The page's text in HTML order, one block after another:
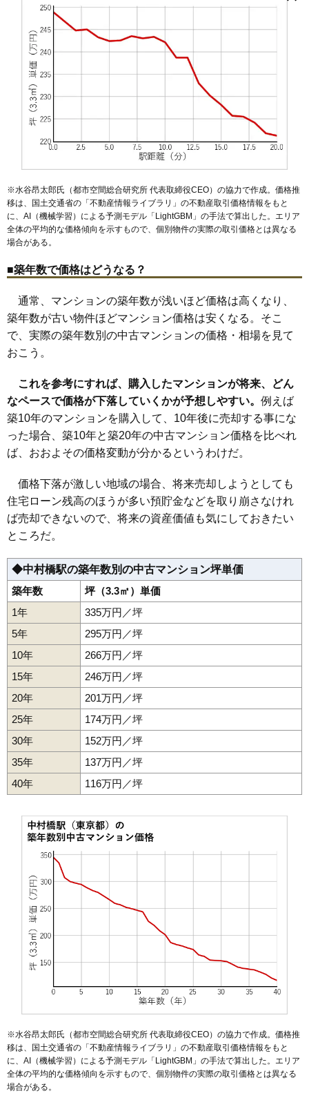
無料一括査定をする
藤和シティスクエア練馬
住所
交通
相場
(76.1万円/㎡~83.9万円/㎡)
マンションナビで
無料一括査定をする
プラウドタワー練馬
住所
交通 練馬駅（7分）
相場
(117.4万円/㎡~122.1万円/㎡)
マンションナビで
無料一括査定をする
住所 東京都練馬区関町北5丁目
交通 武蔵関駅（12分）
相場 5,040万円～5,440万円
(64.6万円/㎡~69.7万円/㎡)
マンションナビで
無料一括査定をする
光が丘パークタウン公園南
交通 光が丘駅（6分）
相場 5,680万円～6,080万円
(65.3万円/㎡~69.9万円/㎡)
マンションナビで
無料一括査定をする
光が丘パークタウン四季の香2番街
住所 東京都練馬区光が丘5丁目
交通 光が丘駅（3分）
相場 5,620万円～6,020万円
(73万円/㎡~78.2万円/㎡)
無料一括査定をする
光が丘パークタウン四季の香2番街1号棟
交通 光が丘駅（3分）
相場 5,320万円～5,720万円
(72.9万円/㎡~78.4万円/㎡)
※水谷昂太郎氏（都市空間総合研究所 代表取締役CEO）の協力で作成。価格推
移は、国土交通省の「不動産情報ライブラリ 」の不動産取引価格情報をもと
に、AI（機械学習）による予測モデル「LightGBM」の手法で算出した。エリア
全体の平均的な価格傾向を示すもので、個別物件の実際の取引価格とは異なる
場合がある。
■築年数で価格はどうなる？
通常、マンションの築年数が浅いほど価格は高くなり、
築年数が古い物件ほどマンション価格は安くなる。そこ
で、実際の築年数別の中古マンションの価格・相場を見て
おこう。
これを参考にすれば、購入したマンションが将来、どん
なペースで価格が下落していくかが予想しやすい。 例えば
築10年のマンションを購入して、10年後に売却する事にな
った場合、築10年と築20年の中古マンション価格を比べれ
ば、おおよその価格変動が分かるというわけだ。
価格下落が激しい地域の場合、将来売却しようとしても
住宅ローン残高のほうが多い預貯金などを取り崩さなけれ
ば売却できないので、将来の資産価値も気にしておきたい
ところだ。
◆中村橋駅の築年数別の中古マンション坪単価
築年数
坪（3.3㎡）単価
1年
335万円／坪
5年
295万円／坪
10年
266万円／坪
15年
246万円／坪
20年
201万円／坪
25年
174万円／坪
30年
152万円／坪
35年
137万円／坪
40年
116万円／坪
※水谷昂太郎氏（都市空間総合研究所 代表取締役CEO）の協力で作成。価格推
移は、国土交通省の「 不動産情報ライブラリ 」の不動産取引価格情報をもと
に、AI（機械学習）による予測モデル「LightGBM」の手法で算出した。エリア
全体の平均的な価格傾向を示すもので、個別物件の実際の取引価格とは異なる
場合がある。
栄町桜台下石神井石神井台石神井町関町北関町東関町南
高野台高松
中村中村北中村南西大泉錦貫井練馬羽沢早宮東大泉光が丘
氷川台
富士見台平和台南大泉南田中
石神井公園駅大泉学園駅小竹向原駅新桜台駅豊島園駅
上石神井駅
練馬春日町駅光が丘駅